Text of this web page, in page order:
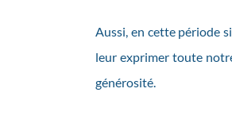
Aussi, en cette période
leur exprimer toute
générosité.